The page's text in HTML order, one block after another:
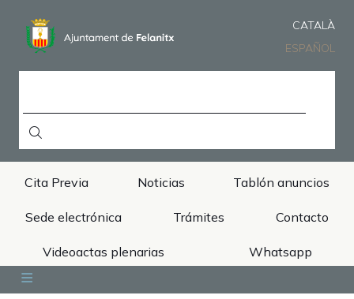
contenido
CATALÀ
ESPAÑOL
Cita Previa Noticias Tablón anuncios
Sede electrónica Trámites Contacto
Videoactas plenarias Whatsapp